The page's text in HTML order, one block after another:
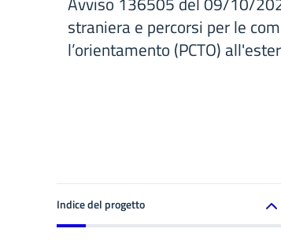
straniera e percorsi per le
l’orientamento (PCTO)
Indice del progetto